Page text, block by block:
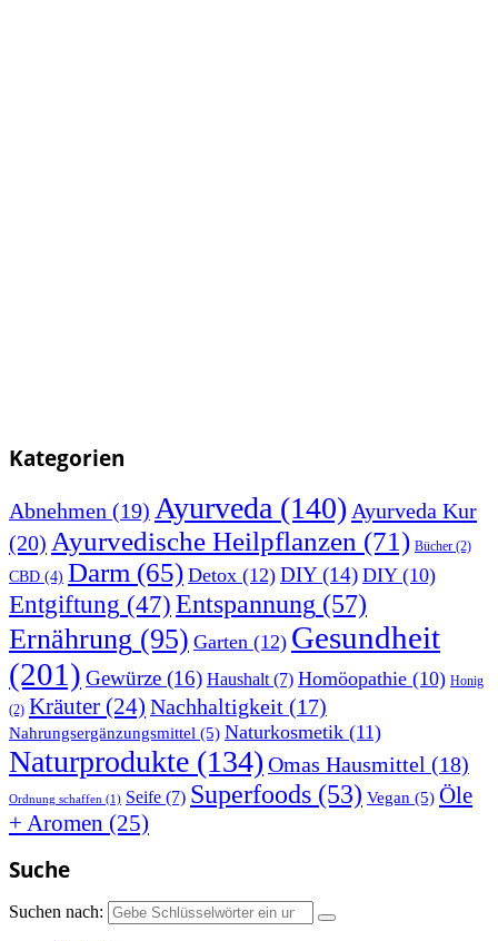
Kategorien
Abnehmen (19) Ayurveda (140) Ayurveda Kur
(20) Ayurvedische Heilpflanzen (71) Bücher (2)
CBD (4) Darm (65) Detox (12) DIY(14) DIY(10)
Entgiftung (47)Entspannung (57)
Ernährung (95) Garten (12) Gesundheit
(201) Gewürze (16) Haushalt(7) Homöopathie (10) Honig
(2) Kräuter (24) Nachhaltigkeit (17)
Nahrungsergänzungsmittel (5) Naturkosmetik (11)
Naturprodukte (134) Omas Hausmittel (18)
Ordnung schaffen (1) Seife (7) Superfoods (53) Vegan (5) Öle
+ Aromen (25)
Suche
Suchen nach: